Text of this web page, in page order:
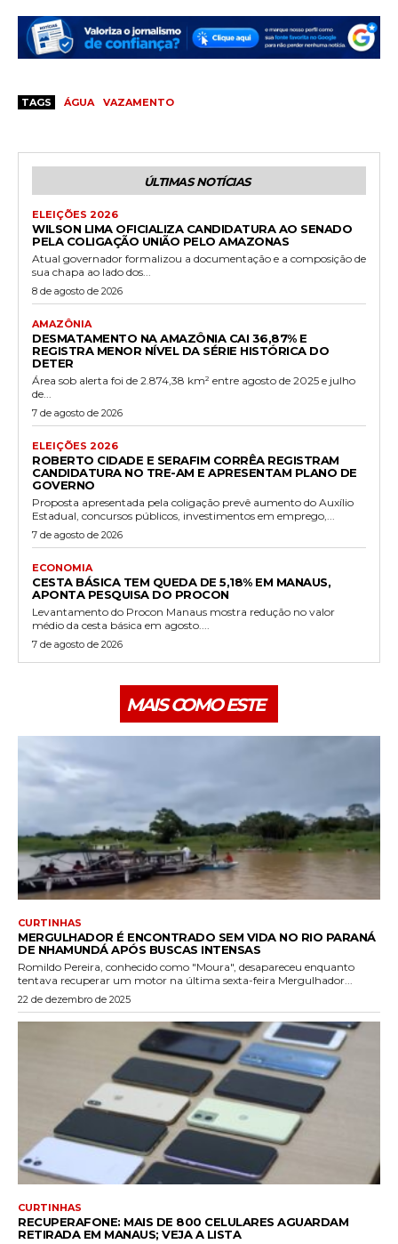
TAGS ÁGUA VAZAMENTO
ÚLTIMAS NOTÍCIAS
ELEIÇÕES 2026
WILSON LIMA OFICIALIZA CANDIDATURA AO SENADO
PELA COLIGAÇÃO UNIÃO PELO AMAZONAS
Atual governador formalizou a documentação e a composição de
sua chapa ao lado dos...
8 de agosto de 2026
AMAZÔNIA
DESMATAMENTO NA AMAZÔNIA CAI 36,87% E
REGISTRA MENOR NÍVEL DA SÉRIE HISTÓRICA DO
DETER
Área sob alerta foi de 2.874,38 km² entre agosto de 2025 e julho
de...
7 de agosto de 2026
ELEIÇÕES 2026
ROBERTO CIDADE E SERAFIM CORRÊA REGISTRAM
CANDIDATURA NO TRE-AM E APRESENTAM PLANO DE
GOVERNO
Proposta apresentada pela coligação prevê aumento do Auxílio
Estadual, concursos públicos, investimentos em emprego,...
7 de agosto de 2026
ECONOMIA
CESTA BÁSICA TEM QUEDA DE 5,18% EM MANAUS,
APONTA PESQUISA DO PROCON
Levantamento do Procon Manaus mostra redução no valor
médio da cesta básica em agosto....
7 de agosto de 2026
MAIS COMO ESTE
CURTINHAS
MERGULHADOR É ENCONTRADO SEM VIDA NO RIO PARANÁ
DE NHAMUNDÁ APÓS BUSCAS INTENSAS
Romildo Pereira, conhecido como "Moura", desapareceu enquanto
tentava recuperar um motor na última sexta-feira Mergulhador...
22 de dezembro de 2025
CURTINHAS
RECUPERAFONE: MAIS DE 800 CELULARES AGUARDAM
RETIRADA EM MANAUS; VEJA A LISTA